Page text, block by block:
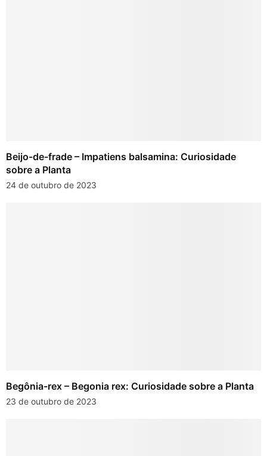
Beijo-de-frade – Impatiens balsamina: Curiosidade
sobre a Planta
24 de outubro de 2023
Begônia-rex – Begonia rex: Curiosidade sobre a Planta
23 de outubro de 2023